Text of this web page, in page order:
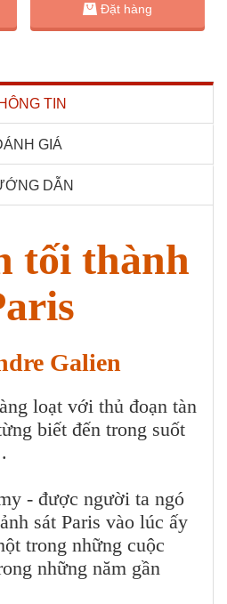
Đặt hàng
TIN
GIÁ
DẪN
tối thành
Galien
loạt với thủ đoạn tàn
biết đến trong suốt
- được người ta ngó
sát Paris vào lúc ấy
trong những cuộc
những năm gần